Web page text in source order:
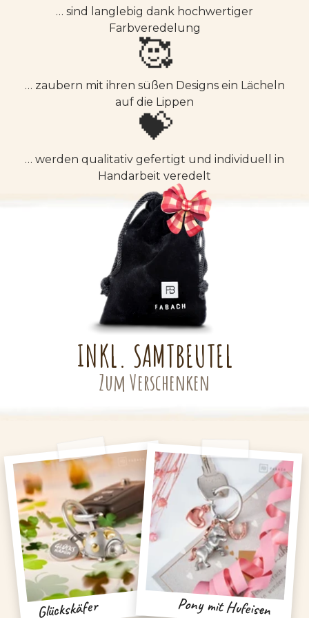
… sind langlebig dank hochwertiger
Farbveredelung
🥰
… zaubern mit ihren süßen Designs ein Lächeln
auf die Lippen
💝
… werden qualitativ gefertigt und individuell in
Handarbeit veredelt
INKL. SAMTBEUTEL
Zum Verschenken
Glückskäfer Pony mit Hufeisen